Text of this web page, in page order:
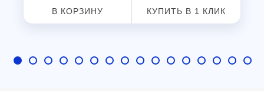
В КОРЗИНУ КУПИТЬ В 1 КЛИК